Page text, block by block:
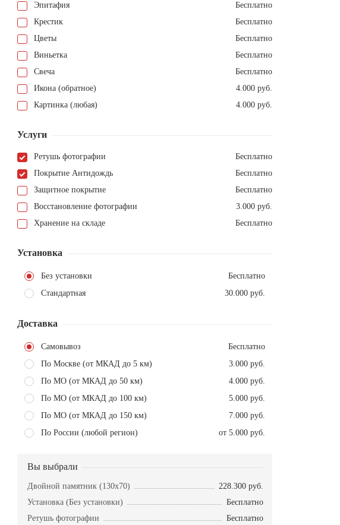
Эпитафия
Бесплатно
Крестик
Бесплатно
Цветы
Бесплатно
Виньетка
Бесплатно
Свеча
Бесплатно
Икона (обратное)
4.000 руб.
Картинка (любая)
4.000 руб.
Услуги
Ретушь фотографии
Бесплатно
Покрытие Антидождь
Бесплатно
Защитное покрытие
Бесплатно
Восстановление фотографии
3.000 руб.
Хранение на складе
Бесплатно
Установка
Без установки
Бесплатно
Стандартная
30.000 руб.
Доставка
Самовывоз
Бесплатно
По Москве (от МКАД до 5 км)
3.000 руб.
По МО (от МКАД до 50 км)
4.000 руб.
По МО (от МКАД до 100 км)
5.000 руб.
По МО (от МКАД до 150 км)
7.000 руб.
По России (любой регион)
от 5.000 руб.
Вы выбрали
Двойной памятник (130х70)
228.300 руб.
Установка (Без установки)
Бесплатно
Ретушь фотографии
Бесплатно